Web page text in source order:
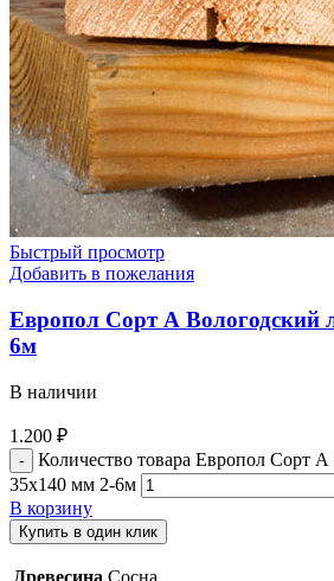
Быстрый просмотр
Добавить в пожелания
Европол Cорт А Вологодский
6м
В наличии
1.200 ₽
Количество товара Европол Cорт
35х140 мм 2-6м
В корзину
Купить в один клик
Древесина Сосна